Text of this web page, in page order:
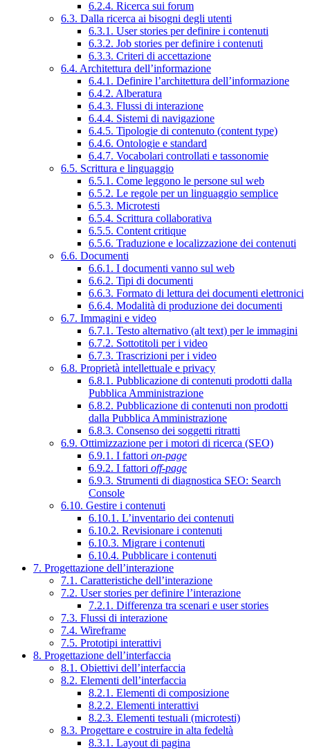
6.2.4. Ricerca sui forum
6.3. Dalla ricerca ai bisogni degli utenti
6.3.1. User stories per definire i contenuti
6.3.2. Job stories per definire i contenuti
6.3.3. Criteri di accettazione
6.4. Architettura dell’informazione
6.4.1. Definire l’architettura dell’informazione
6.4.2. Alberatura
6.4.3. Flussi di interazione
6.4.4. Sistemi di navigazione
6.4.5. Tipologie di contenuto (content type)
6.4.6. Ontologie e standard
6.4.7. Vocabolari controllati e tassonomie
6.5. Scrittura e linguaggio
6.5.1. Come leggono le persone sul web
6.5.2. Le regole per un linguaggio semplice
6.5.3. Microtesti
6.5.4. Scrittura collaborativa
6.5.5. Content critique
6.5.6. Traduzione e localizzazione dei contenuti
6.6. Documenti
6.6.1. I documenti vanno sul web
6.6.2. Tipi di documenti
6.6.3. Formato di lettura dei documenti elettronici
6.6.4. Modalità di produzione dei documenti
6.7. Immagini e video
6.7.1. Testo alternativo (alt text) per le immagini
6.7.2. Sottotitoli per i video
6.7.3. Trascrizioni per i video
6.8. Proprietà intellettuale e privacy
6.8.1. Pubblicazione di contenuti prodotti dalla
Pubblica Amministrazione
6.8.2. Pubblicazione di contenuti non prodotti
dalla Pubblica Amministrazione
6.8.3. Consenso dei soggetti ritratti
6.9. Ottimizzazione per i motori di ricerca (SEO)
6.9.1. I fattori on-page
6.9.2. I fattori off-page
6.9.3. Strumenti di diagnostica SEO: Search
Console
6.10. Gestire i contenuti
6.10.1. L’inventario dei contenuti
6.10.2. Revisionare i contenuti
6.10.3. Migrare i contenuti
6.10.4. Pubblicare i contenuti
7. Progettazione dell’interazione
7.1. Caratteristiche dell’interazione
7.2. User stories per definire l’interazione
7.2.1. Differenza tra scenari e user stories
7.3. Flussi di interazione
7.4. Wireframe
7.5. Prototipi interattivi
8. Progettazione dell’interfaccia
8.1. Obiettivi dell’interfaccia
8.2. Elementi dell’interfaccia
8.2.1. Elementi di composizione
8.2.2. Elementi interattivi
8.2.3. Elementi testuali (microtesti)
8.3. Progettare e costruire in alta fedeltà
8.3.1. Layout di pagina